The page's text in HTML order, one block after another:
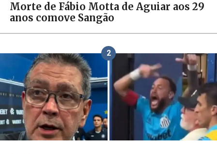
Morte de Fábio Motta de Aguiar aos 29
anos comove Sangão
2